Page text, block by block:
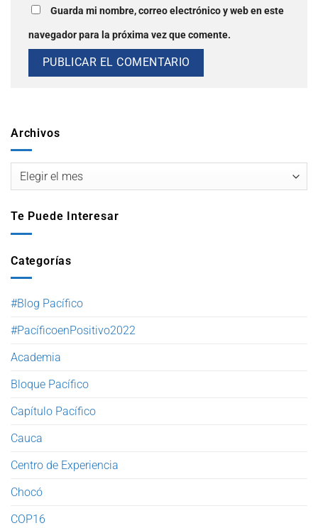
Archivos
Te Puede Interesar
Categorías
#Blog Pacífico
#PacíficoenPositivo2022
Academia
Bloque Pacífico
Capítulo Pacífico
Cauca
Centro de Experiencia
Chocó
COP16
Guarda mi nombre, correo electrónico y web en este
navegador para la próxima vez que comente.